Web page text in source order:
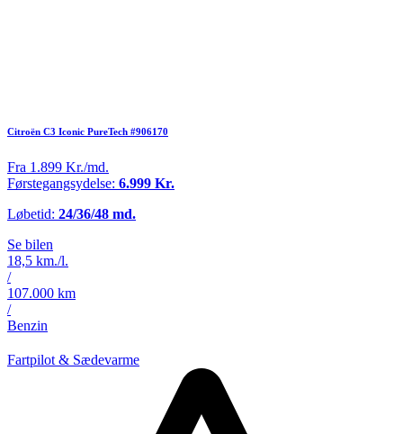
Citroën C3 Iconic PureTech #906170
Fra 1.899 Kr./md.
Førstegangsydelse: 6.999 Kr.
Løbetid: 24/36/48 md.
Se bilen
18,5 km./l.
/
107.000 km
/
Benzin
Fartpilot & Sædevarme